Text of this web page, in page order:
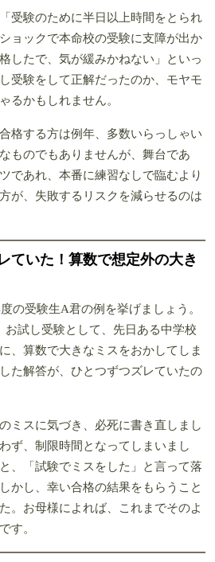
受験のために半日以上時間をとられ
ョックで本命校の受験に支障が出か
したで、気が緩みかねない」といっ
受験をして正解だったのか、モヤモ
るかもしれません。
格する方は例年、多数いらっしゃい
ものでもありませんが、舞台であ
であれ、本番に練習なしで臨むより
が、失敗するリスクを減らせるのは
ていた！算数で想定外の大き
の受験生A君の例を挙げましょう。
お試し受験として、先日ある中学校
、算数で大きなミスをおかしてしま
た解答が、ひとつずつズレていたの
ミスに気づき、必死に書き直しまし
ず、制限時間となってしまいまし
、「試験でミスをした」と言って落
かし、幸い合格の結果をもらうこと
。お母様によれば、これまでそのよ
す。